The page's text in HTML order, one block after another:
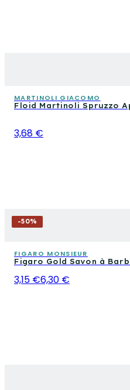
MARTINOLI GIACOMO
Floid Martinoli Spruzzo
3,68 €
-50%
FIGARO MONSIEUR
Figaro Gold Savon à
3,15 €6,30 €